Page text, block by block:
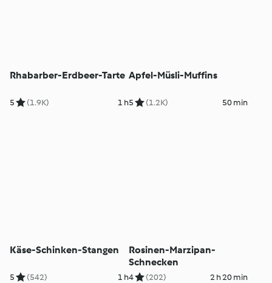
Rhabarber-Erdbeer-Tarte
5 (1.9K) 1 h
Apfel-Müsli-Muffins
5 (1.2K) 50 min
Käse-Schinken-Stangen
5 (542) 1 h
Rosinen-Marzipan-
Schnecken
4 (202) 2 h 20 min